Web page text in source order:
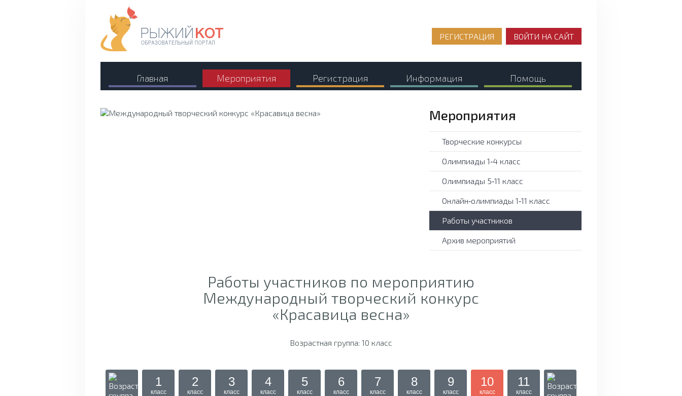
РЕГИСТРАЦИЯ ВОЙТИ НА САЙТ
Главная Мероприятия Регистрация Информация Помощь
Мероприятия
Творческие конкурсы
Олимпиады 1‑4 класс
Олимпиады 5‑11 класс
Онлайн‑олимпиады 1‑11 класс
Работы участников
Архив мероприятий
Работы участников по мероприятию
Международный творческий конкурс
«Красавица весна»
Возрастная группа: 10 класс
1
класс
2
класс
3
класс
4
класс
5
класс
6
класс
7
класс
8
класс
9
класс
10
класс
11
класс